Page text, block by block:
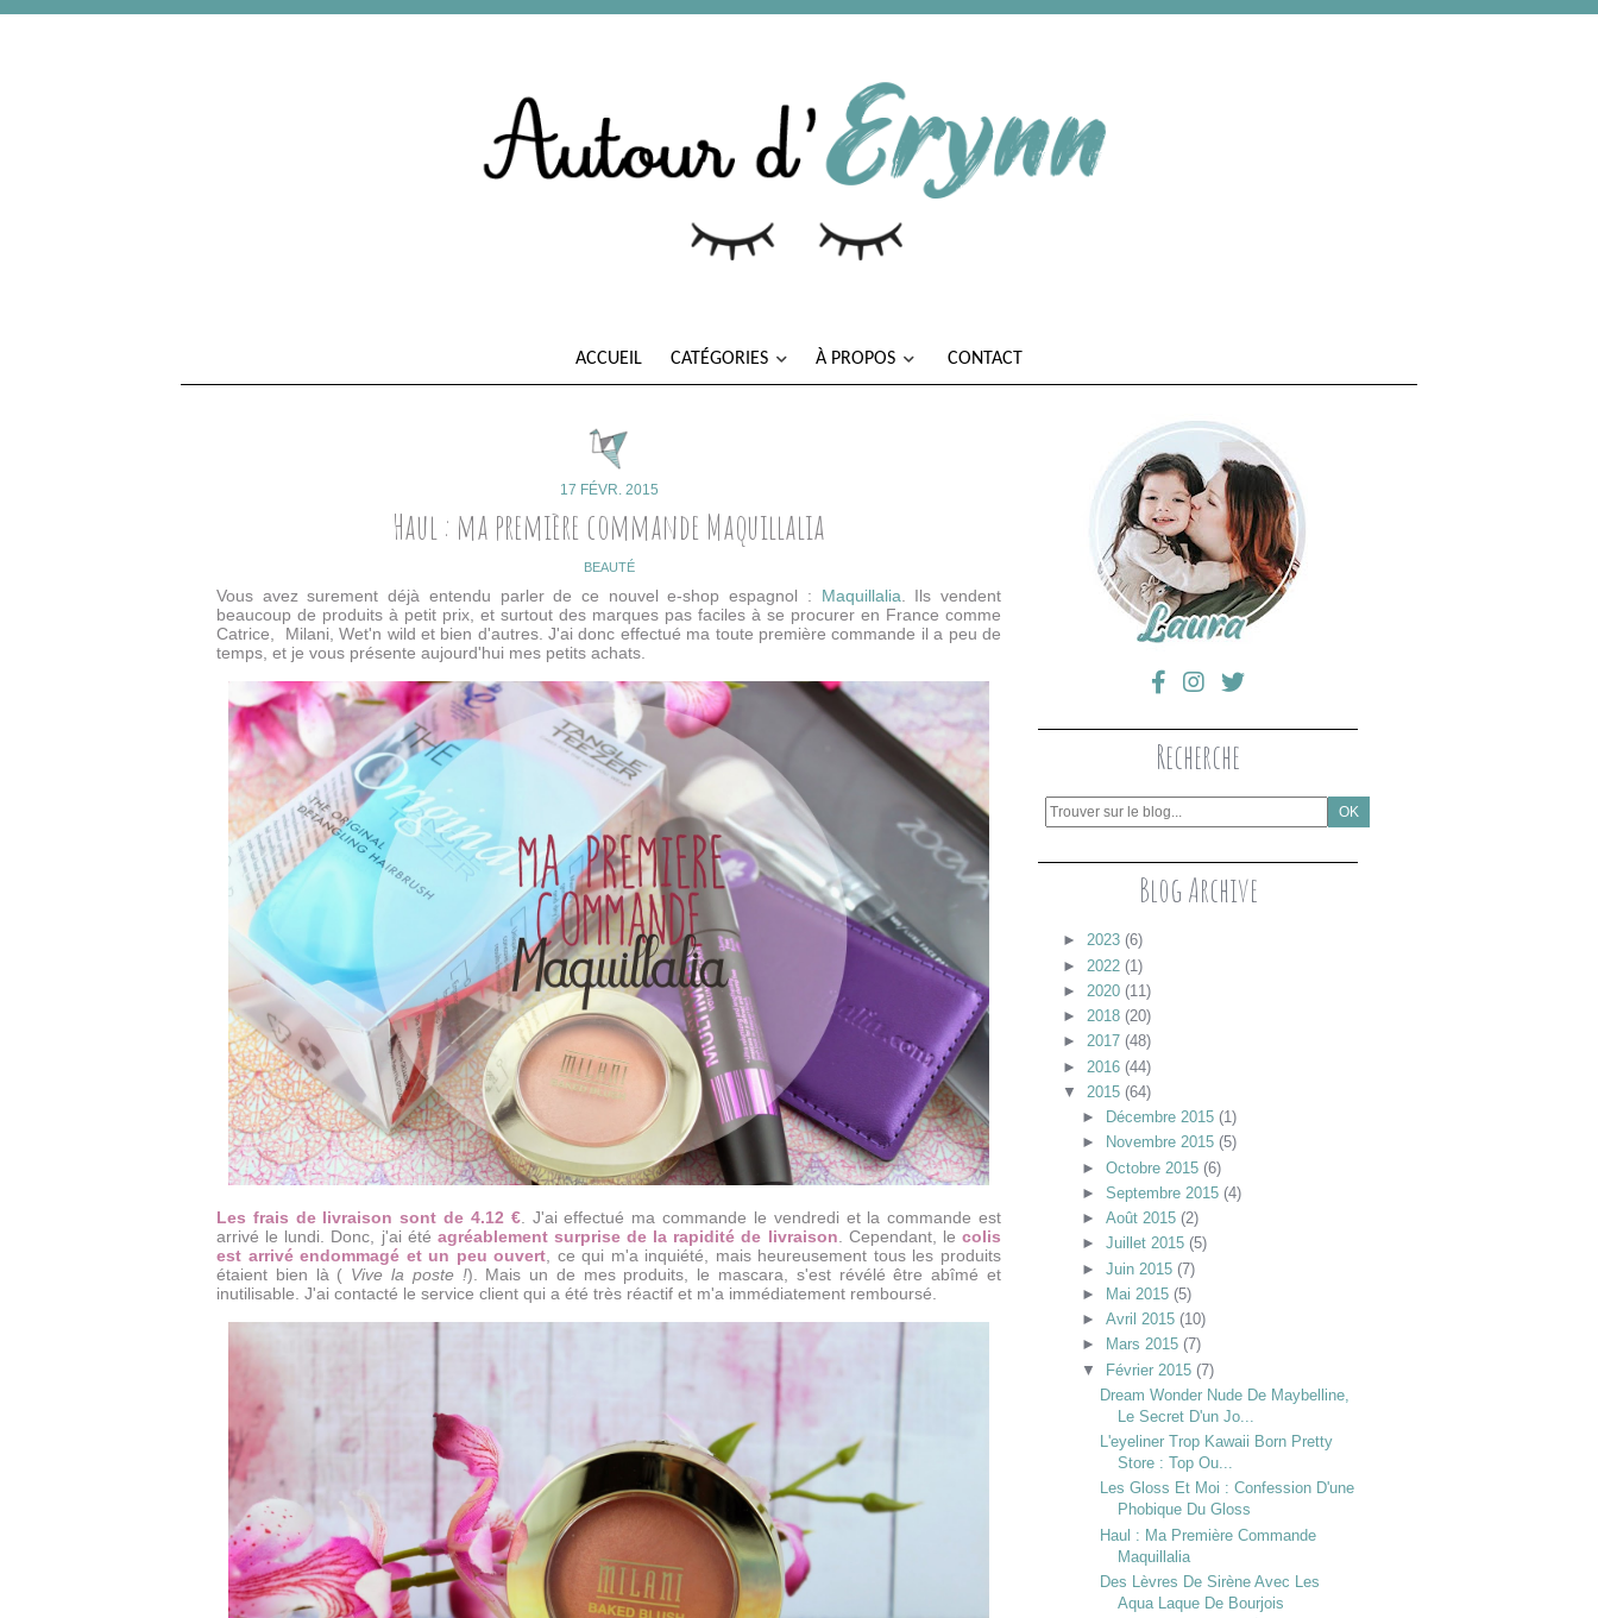
ACCUEIL CATÉGORIES À PROPOS CONTACT
17 FÉVR. 2015
Haul : ma première commande Maquillalia
BEAUTÉ
Vous avez surement déjà entendu parler de ce nouvel e-shop espagnol : Maquillalia . Ils vendent
beaucoup de produits à petit prix, et surtout des marques pas faciles à se procurer en France comme
Catrice, Milani, Wet'n wild et bien d'autres. J'ai donc effectué ma toute première commande il a peu de
temps, et je vous présente aujourd'hui mes petits achats.
Les frais de livraison sont de 4.12 €. J'ai effectué ma commande le vendredi et la commande est
arrivé le lundi. Donc, j'ai été agréablement surprise de la rapidité de livraison . Cependant, lecolis
est arrivé endommagé et un peu ouvert , ce qui m'a inquiété, mais heureusement tous les produits
étaient bien là ( Vive la poste !). Mais un de mes produits, le mascara, s'est révélé être abîmé et
inutilisable. J'ai contacté le service client qui a été très réactif et m'a immédiatement remboursé.
Recherche
Blog Archive
► 2023 (6)
► 2022 (1)
► 2020 (11)
► 2018 (20)
► 2017 (48)
► 2016 (44)
▼
2015 (64)
►
Décembre 2015 (1)
►
Novembre 2015 (5)
► Octobre 2015 (6)
► Septembre 2015 (4)
► Août 2015 (2)
► Juillet 2015 (5)
► Juin 2015 (7)
►
Mai 2015 (5)
► Avril 2015 (10)
►
Mars 2015 (7)
▼
Février 2015 (7)
Dream Wonder Nude De Maybelline,
Le Secret D'un Jo...
L'eyeliner Trop Kawaii Born Pretty
Store : Top Ou...
Les Gloss Et Moi : Confession D'une
Phobique Du Gloss
Haul : Ma Première Commande
Maquillalia
Des Lèvres De Sirène Avec Les
Aqua Laque De Bourjois